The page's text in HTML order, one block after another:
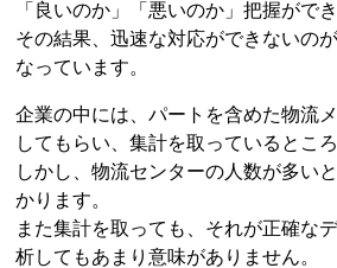
「良いのか」「悪いのか」把握がで
その結果、迅速な対応ができないの
なっています。
企業の中には、パートを含めた物流
してもらい、集計を取っているとこ
しかし、物流センターの人数が多い
かります。
また集計を取っても、それが正確な
析してもあまり意味がありません。